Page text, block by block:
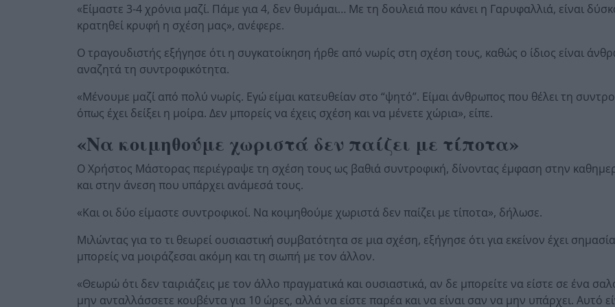
«Είμαστε 3-4 χρόνια μαζί. Πάμε για 4, δεν θυμάμαι… Με τη δουλειά που κάνει η Γαρυφαλλιά, είναι
κρατηθεί κρυφή η σχέση μας», ανέφερε.
Ο τραγουδιστής εξήγησε ότι η συγκατοίκηση ήρθε από νωρίς στη σχέση τους, καθώς ο ίδιος είναι
αναζητά τη συντροφικότητα.
«Μένουμε μαζί από πολύ νωρίς. Εγώ είμαι κατευθείαν στο “ψητό”. Είμαι άνθρωπος που θέλει τη
όπως έχει δείξει η μοίρα. Δεν μπορείς να έχεις σχέση και να μένετε χώρια», είπε.
«Να κοιμηθούμε χωριστά δεν παίζει με τίποτα»
Ο Χρήστος Μάστορας περιέγραψε τη σχέση τους ως βαθιά συντροφική, δίνοντας έμφαση στην
και στην άνεση που υπάρχει ανάμεσά τους.
«Και οι δύο είμαστε συντροφικοί. Να κοιμηθούμε χωριστά δεν παίζει με τίποτα», δήλωσε.
Μιλώντας για το τι θεωρεί ουσιαστική συμβατότητα σε μια σχέση, εξήγησε ότι για εκείνον έχει
μπορείς να μοιράζεσαι ακόμη και τη σιωπή με τον άλλον.
«Θεωρώ ότι δεν ταιριάζεις με τον άλλο πραγματικά και ουσιαστικά, αν δε μπορείτε να είστε σε ένα
μην ανταλλάσσετε κουβέντα για 10 ώρες, αλλά να είστε παρέα και να είναι σαν να μην υπάρχει. Αυτό